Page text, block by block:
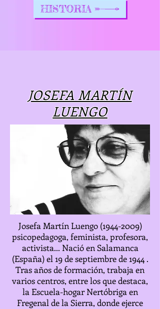
HISTORIA
JOSEFA MARTÍN
LUENGO
Josefa Martín Luengo (1944-2009)
psicopedagoga, feminista, profesora,
activista... Nació en Salamanca
(España) el 19 de septiembre de 1944 .
Tras años de formación, trabaja en
varios centros, entre los que destaca,
la Escuela-hogar Nertóbriga en
Fregenal de la Sierra, donde ejerce